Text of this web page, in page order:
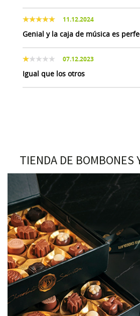
11.12.2024
Genial y la caja de música es
07.12.2023
Igual que los otros
TIENDA DE BOMBONES